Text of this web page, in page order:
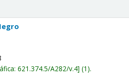
621.374.5/A282/v.4 (1).